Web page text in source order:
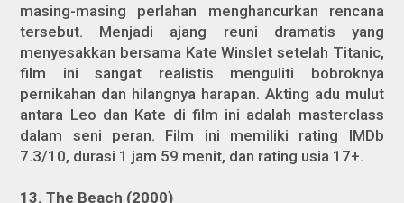
masing-masing perlahan menghancurkan rencana
tersebut. Menjadi ajang reuni dramatis yang
menyesakkan bersama Kate Winslet setelah Titanic,
film ini sangat realistis menguliti bobroknya
pernikahan dan hilangnya harapan. Akting adu mulut
antara Leo dan Kate di film ini adalah masterclass
dalam seni peran. Film ini memiliki rating IMDb
7.3/10, durasi 1 jam 59 menit, dan rating usia 17+.
13. The Beach (2000)